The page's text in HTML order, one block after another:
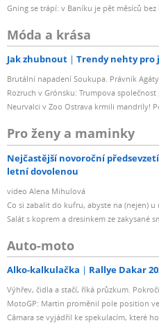
Gning se trápí: v Baníku je pět měsíců
Móda a krása
Jak zhubnout Trendy nehty pro
Brutální napadení Soukupa. Právník
Rozruch v Grónsku: Trumpova
Neurvalci v Zoo Ostrava krmili mandrily!
Pro ženy a maminky
Nejčastější novoroční předsevzetí
letní dovolenou
video Alena Mihulová
Co si zabalit do kufru, abyste na (nejen) u
Salát s koprem a dresinkem ze zakysané
Auto-moto
Alko-kalkulačka Rallye Dakar
Výhřev, čidla a stačí, říká průzkum.
MotoGP: Martin proměnil pole position
Câmara se vyjádřil ke spekulacím, které